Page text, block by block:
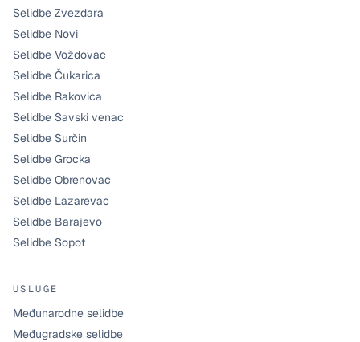
Selidbe Zvezdara
Selidbe Novi
Selidbe Voždovac
Selidbe Čukarica
Selidbe Rakovica
Selidbe Savski venac
Selidbe Surčin
Selidbe Grocka
Selidbe Obrenovac
Selidbe Lazarevac
Selidbe Barajevo
Selidbe Sopot
USLUGE
Međunarodne selidbe
Međugradske selidbe